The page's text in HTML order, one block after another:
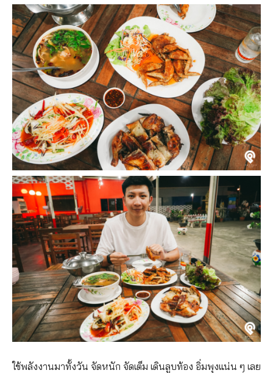
ใช้พลังงานมาทั้งวัน จัดหนัก จัดเต็ม เดินลูบท้อง อิ่มพุงแน่น ๆ เลย